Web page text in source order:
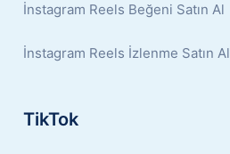
İnstagram Reels Beğeni Satın Al
İnstagram Reels İzlenme Satın Al
TikTok